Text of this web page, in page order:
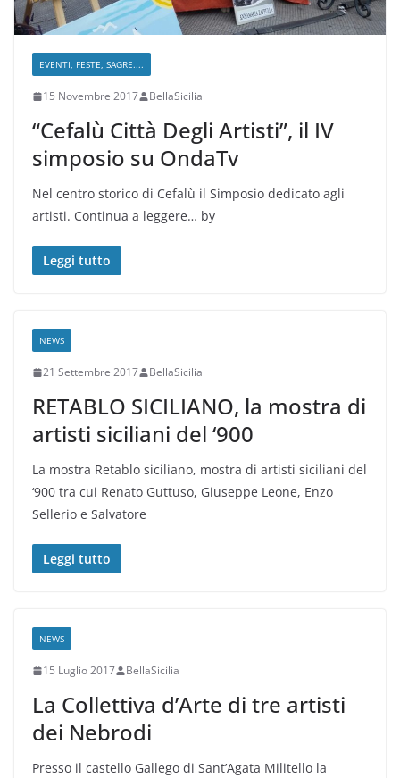
EVENTI, FESTE, SAGRE....
15 Novembre 2017 BellaSicilia
“Cefalù Città Degli Artisti”, il IV
simposio su OndaTv
Nel centro storico di Cefalù il Simposio dedicato agli
artisti. Continua a leggere… by
Leggi tutto
NEWS
21 Settembre 2017 BellaSicilia
RETABLO SICILIANO, la mostra di
artisti siciliani del ‘900
La mostra Retablo siciliano, mostra di artisti siciliani del
‘900 tra cui Renato Guttuso, Giuseppe Leone, Enzo
Sellerio e Salvatore
Leggi tutto
NEWS
15 Luglio 2017 BellaSicilia
La Collettiva d’Arte di tre artisti
dei Nebrodi
Presso il castello Gallego di Sant’Agata Militello la